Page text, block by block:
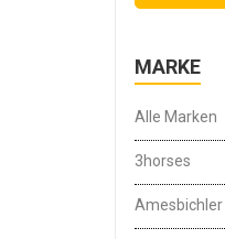
MARKE
Alle Marken
3horses